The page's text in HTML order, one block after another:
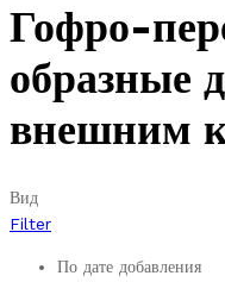
Гофро-
образные
внешним
Вид
Filter
По дате добавления